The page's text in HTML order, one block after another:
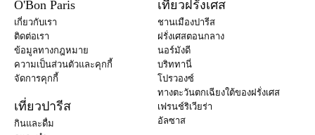
O'Bon Paris
เกี่ยวกับเรา
ติดต่อเรา
ข้อมูลทางกฎหมาย
ความเป็นส่วนตัวและคุกกี้
จัดการคุกกี้
เที่ยวปารีส
กินและดื่ม
เที่ยวฝรั่งเศส
ชานเมืองปารีส
ฝรั่งเศสตอนกลาง
นอร์มังดี
บริททานี่
โปรวองซ์
ทางตะวันตกเฉียงใต้ของฝรั่งเศส
เฟรนช์ริเวียร่า
อัลซาส